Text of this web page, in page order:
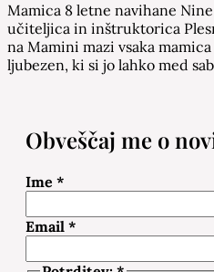
Mamica 8 letne navihane
učiteljica in inštruktorica
na Mamini mazi vsaka
ljubezen, ki si jo lahko med
Obveščaj me o
Ime *
Email *